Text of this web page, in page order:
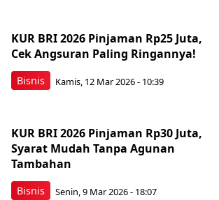
Bisnis
KUR BRI 2026 Pinjaman Rp25 Juta,
Cek Angsuran Paling Ringannya!
Kamis, 12 Mar 2026 - 10:39
Bisnis
KUR BRI 2026 Pinjaman Rp30 Juta,
Syarat Mudah Tanpa Agunan
Tambahan
Senin, 9 Mar 2026 - 18:07